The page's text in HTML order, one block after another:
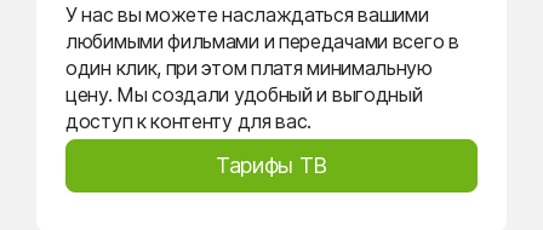
У нас вы можете наслаждаться вашими
любимыми фильмами и передачами всего в
один клик, при этом платя минимальную
цену. Мы создали удобный и выгодный
доступ к контенту для вас.
Тарифы ТВ